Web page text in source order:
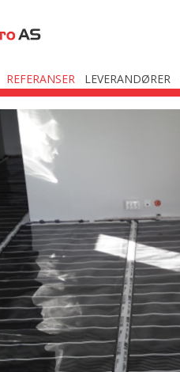
REFERANSER LEVERANDØRER